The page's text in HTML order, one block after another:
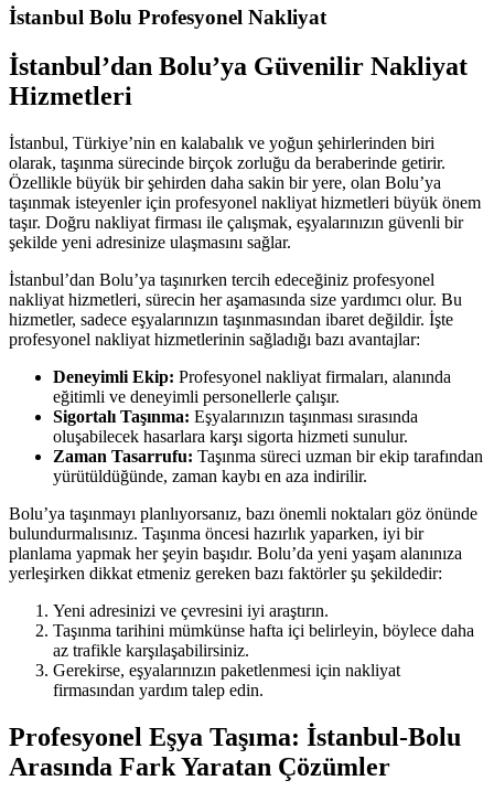
İstanbul Bolu Profesyonel Nakliyat
İstanbul’dan Bolu’ya Güvenilir Nakliyat
Hizmetleri
İstanbul, Türkiye’nin en kalabalık ve yoğun şehirlerinden biri
olarak, taşınma sürecinde birçok zorluğu da beraberinde getirir.
Özellikle büyük bir şehirden daha sakin bir yere, olan Bolu’ya
taşınmak isteyenler için profesyonel nakliyat hizmetleri büyük önem
taşır. Doğru nakliyat firması ile çalışmak, eşyalarınızın güvenli bir
şekilde yeni adresinize ulaşmasını sağlar.
İstanbul’dan Bolu’ya taşınırken tercih edeceğiniz profesyonel
nakliyat hizmetleri, sürecin her aşamasında size yardımcı olur. Bu
hizmetler, sadece eşyalarınızın taşınmasından ibaret değildir. İşte
profesyonel nakliyat hizmetlerinin sağladığı bazı avantajlar:
Deneyimli Ekip: Profesyonel nakliyat firmaları, alanında
eğitimli ve deneyimli personellerle çalışır.
Sigortalı Taşınma: Eşyalarınızın taşınması sırasında
oluşabilecek hasarlara karşı sigorta hizmeti sunulur.
Zaman Tasarrufu: Taşınma süreci uzman bir ekip tarafından
yürütüldüğünde, zaman kaybı en aza indirilir.
Bolu’ya taşınmayı planlıyorsanız, bazı önemli noktaları göz önünde
bulundurmalısınız. Taşınma öncesi hazırlık yaparken, iyi bir
planlama yapmak her şeyin başıdır. Bolu’da yeni yaşam alanınıza
yerleşirken dikkat etmeniz gereken bazı faktörler şu şekildedir:
Yeni adresinizi ve çevresini iyi araştırın.
Taşınma tarihini mümkünse hafta içi belirleyin, böylece daha
az trafikle karşılaşabilirsiniz.
Gerekirse, eşyalarınızın paketlenmesi için nakliyat
firmasından yardım talep edin.
Profesyonel Eşya Taşıma: İstanbul-Bolu
Arasında Fark Yaratan Çözümler